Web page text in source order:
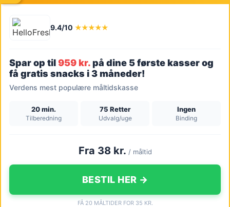
9.4/10 ★★★★★
Spar op til959 kr.på dine 5 første kasser og
få gratis snacks i 3 måneder!
Verdens mest populære måltidskasse
20 min.
Tilberedning
75 Retter
Udvalg/uge
Ingen
Binding
Fra 38 kr. / måltid
BESTIL HER →
FÅ 20 MÅLTIDER FOR 35 KR.